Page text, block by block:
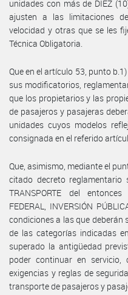
unidades con más de DIEZ
ajusten a las limitaciones
velocidad y otras que se les
Técnica Obligatoria.
Que en el artículo 53, punto
sus modificatorios,
que los propietarios y las
de pasajeros y pasajeras
unidades cuyos modelos
consignada en el referido
Que, asimismo, mediante el
citado decreto reglamentario
TRANSPORTE del entonces
FEDERAL, INVERSIÓN
condiciones a las que
de las categorías indicadas
superado la antigüedad
poder continuar en
exigencias y reglas de
transporte de pasajeros y